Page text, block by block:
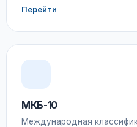
Перейти
МКБ-10
Международная